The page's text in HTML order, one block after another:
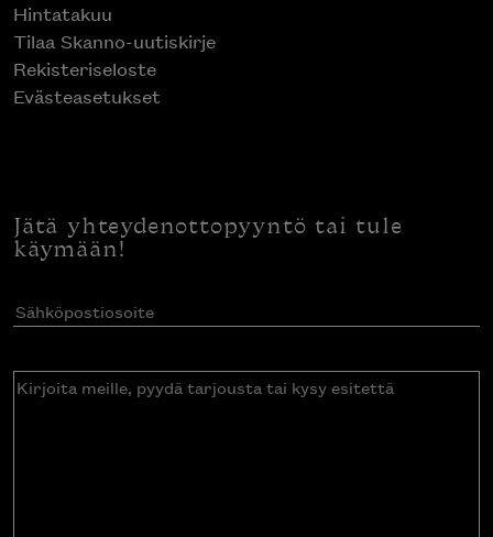
Hintatakuu
Tilaa Skanno-uutiskirje
Rekisteriseloste
Evästeasetukset
Jätä yhteydenottopyyntö tai tule
käymään!
Sähköpostiosoite(Pakollinen)
Kirjoita